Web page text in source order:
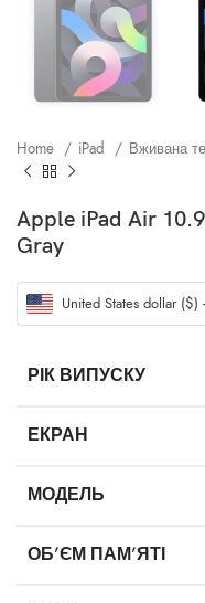
Home iPad Вживана
Apple iPad Air
Gray
United States dollar ($)
РІК ВИПУСКУ
ЕКРАН
МОДЕЛЬ
ОБ’ЄМ ПАМ’ЯТІ